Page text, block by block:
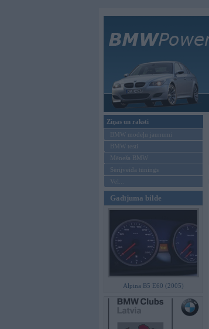
Ziņas un raksti
BMW modeļu jaunumi
BMW testi
Mēneša BMW
Sērijveida tūnings
Vel...
Gadījuma bilde
Alpina B5 E60 (2005)